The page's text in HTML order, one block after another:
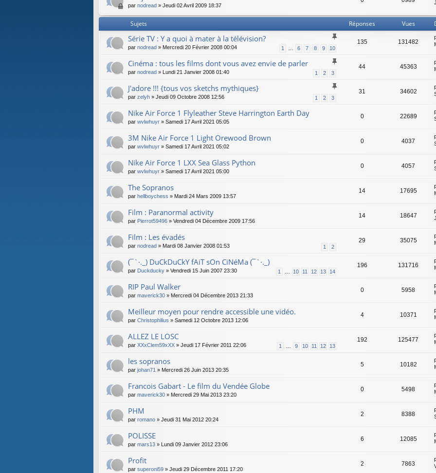
par nodread » Jeudi 02 Avril 2009 18:37
Sujets Réponses Vues
Série TV : Y a quoi à mater à la télévision?
1 … 6 7 8 9 10
par nodread » Mercredi 20 Février 2008 00:04
135 131482
Cinéma : tous les films dont vous avez envie de parler
1 2 3
par nodread » Lundi 21 Janvier 2008 01:40
44 45363
J'adore !!! {tous vos sketchs mythiques}
1 2 3
par zelyh » Jeudi 09 Octobre 2008 12:56
31 34602
Nike Air Force 1 Flyleather Steve Harrington Earth Day
par wvlwhuyr » Samedi 17 Avril 2021 05:05
0 22689
3M Nike Air Force 1 Light Orewood Brown
par wvlwhuyr » Samedi 17 Avril 2021 05:02
0 4037
Nike Air Force 1 LXX Sea Glass Python
par wvlwhuyr » Samedi 17 Avril 2021 05:00
0 4057
The Sopranos
par hellboychess » Mardi 24 Mars 2009 13:57
14 17695
Film : Paranormal activity
par Pierrot59496 » Vendredi 04 Décembre 2009 17:56
14 18647
Film : Les évadés
1 2
par nodread » Mardi 08 Janvier 2008 01:53
29 35075
(¯`·._) DuCkDuCkY fAiT sOn CiNéMa (¯`·._)
1 … 10 11 12 13 14
par Duckducky » Vendredi 15 Juin 2007 23:30
196 131716
RIP Paul Walker
par maverick30 » Mercredi 04 Décembre 2013 21:33
0 5958
Meilleur moyen pour rendre accessible une vidéo.
par Christophilius » Samedi 12 Octobre 2013 12:06
4 10371
ALLEZ LE LOSC
1 … 9 10 11 12 13
par XXxClem59xXX » Jeudi 17 Février 2011 22:06
192 125477
les sopranos
par johan71 » Mercredi 26 Juin 2013 20:35
5 10182
Francois Gabart - Le film du Vendée Globe
par maverick30 » Mercredi 29 Mai 2013 23:20
0 5498
PHM
par romano » Jeudi 31 Mai 2012 20:24
2 8388
POLISSE
par mars13 » Lundi 09 Janvier 2012 23:06
6 12085
Profit
par superoni59 » Jeudi 29 Décembre 2011 17:20
2 7863